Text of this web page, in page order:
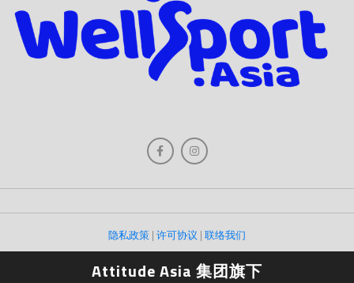
隐私政策 | 许可协议 | 联络我们
Attitude Asia 集团旗下